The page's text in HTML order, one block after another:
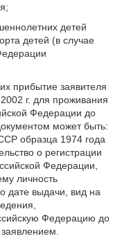
детей
детей (в случае
прибытие заявителя
г. для проживания
Федерации до
может быть:
образца 1974 года
о регистрации
Федерации,
личность
дате выдачи, вид на
Федерацию до